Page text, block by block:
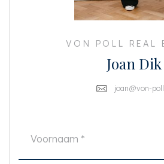
geven toegang tot het zonnige balkon met aan
BIJZONDERHEDEN
• Woonoppervlakte ca. 49.8 m2 (NEN-2580
• Kunststof kozijnen met dubbelglas aan de
• Wasmachine aansluiting in afgesloten kast in
VON POLL REAL
Joan Dik
joan@von-